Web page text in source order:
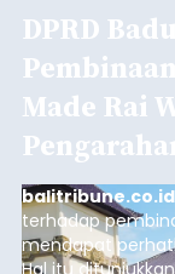
DPRD
Made Rai
terhadap
mendapat